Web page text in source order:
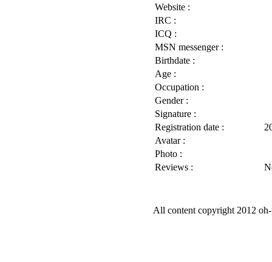
Website :
IRC :
ICQ :
MSN messenger :
Birthdate :
Age :
Occupation :
Gender :
Signature :
Registration date :
Avatar :
Photo :
Reviews :
All content copyright 2012